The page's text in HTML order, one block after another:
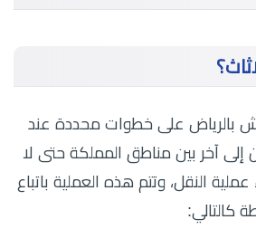
بالرياض على خطوات محددة عند
آخر بين مناطق المملكة حتى لا
النقل، وتتم هذه العملية باتباع
كالتالي: